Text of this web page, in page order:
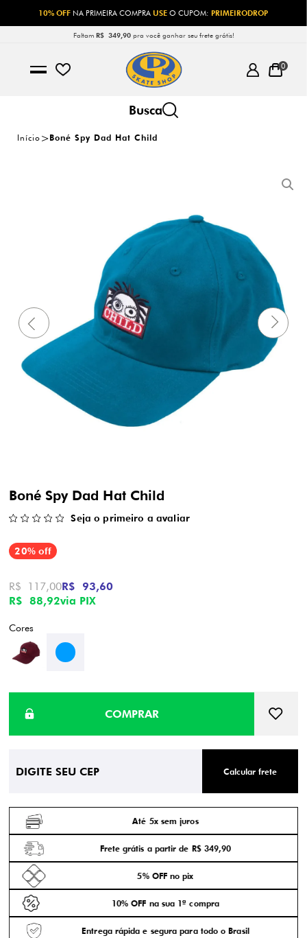
10% OFF NA PRIMEIRA COMPRAUSEO CUPOM:PRIMEIRODROP
Faltam R$ 349,90pra você ganhar seu frete grátis!
0
Início Boné Spy Dad Hat Child
Boné Spy Dad Hat Child
Seja o primeiro a avaliar
20% off
R$ 88,92via PIX
R$ 117,00R$ 93,60
Calcular frete
Até 5x sem juros
Frete grátis a partir de R$ 349,90
5% OFF no pix
10% OFF na sua 1ª compra
Entrega rápida e segura para todo o Brasil